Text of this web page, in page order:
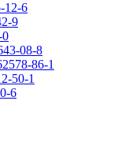
12-6
9
0
08-8
86-1
50-1
6